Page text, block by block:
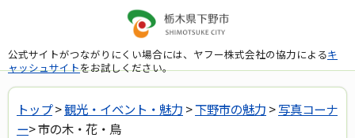
公式サイトがつながりにくい場合には、ヤフー株式会社の協力によるキ
ャッシュサイトをお試しください。
トップ>観光・イベント・魅力 >下野市の魅力 >写真コーナ
ー> 市の木・花・鳥